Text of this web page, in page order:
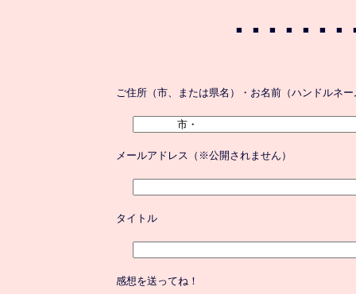
ご住所（市、または県名）・お名前（ハンドルネー
メールアドレス（※公開されません）
タイトル
感想を送ってね！